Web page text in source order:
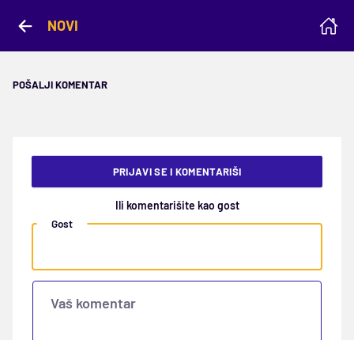
NOVI
POŠALJI KOMENTAR
PRIJAVI SE I KOMENTARIŠI
Ili komentarišite kao gost
Gost
Vaš komentar